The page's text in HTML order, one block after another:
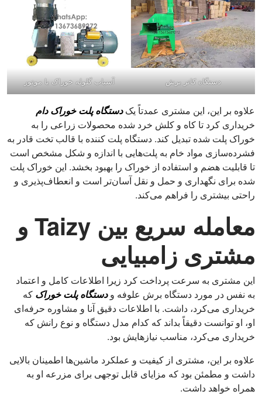
دستگاه کاتر برش آسیاب گلوله خوراک با موتور
علاوه بر این، این مشتری عمدتاً یکدستگاه پلت خوراک دام
خریداری کرد تا کاه و کلش خرد شده محصولات زراعی را به
خوراک پلت شده تبدیل کند. دستگاه پلت کننده با قالب تخت قادر به
فشرده‌سازی مواد خام به پلت‌هایی با اندازه و شکل مشخص است
تا قابلیت هضم و استفاده از خوراک را بهبود بخشد. این خوراک پلت
شده برای نگهداری و حمل و نقل آسان‌تر است و انعطاف‌پذیری و
راحتی بیشتری را فراهم می‌کند.
معامله سریع بین Taizy و
مشتری زامبیایی
این مشتری به سرعت پرداخت کرد زیرا اطلاعات کامل و اعتماد
به نفس در مورد دستگاه برش علوفه ودستگاه پلت خوراک که
خریداری می‌کرد، داشت. با اطلاعات دقیق آنا و مشاوره حرفه‌ای
او، او توانست دقیقاً بداند که کدام مدل دستگاه و نوع رانش که
خریداری می‌کرد، مناسب نیازهایش بود.
علاوه بر این، مشتری از کیفیت و عملکرد ماشین‌ها اطمینان بالایی
داشت و مطمئن بود که مزایای قابل توجهی برای مزرعه او به
همراه خواهد داشت.